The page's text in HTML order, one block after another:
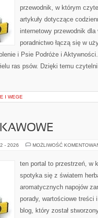
przewodnik, w którym
artykuły dotyczące
internetowy przewodnik
poradnictwo łączą się w
i Psie Podróże i
ras psów. Dzięki temu
I WEGE
- 2026 MOŻLIWOŚĆ
ten portal to przestrzeń, w
spotyka się z światem
aromatycznych napojów
porady, wartościowe treści
blog, który został